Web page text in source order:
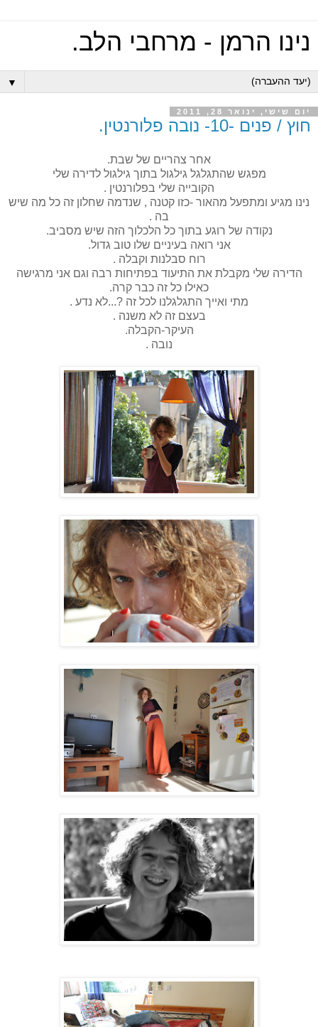
נינו הרמן - מרחבי הלב.
▼
יום שישי, ינואר 28, 2011
חוץ / פנים -10- נובה פלורנטין.
אחר צהריים של שבת.
מפגש שהתגלגל גילגול בתוך גילגול לדירה שלי
הקובייה שלי בפלורנטין .
נינו מגיע ומתפעל מהאור -כזו קטנה , שנדמה שחלון זה כל מה שיש
בה .
נקודה של רוגע בתוך כל הלכלוך הזה שיש מסביב.
אני רואה בעיניים שלו טוב גדול.
רוח סבלנות וקבלה .
הדירה שלי מקבלת את התיעוד בפתיחות רבה וגם אני מרגישה
כאילו כל זה כבר קרה.
מתי ואייך התגלגלנו לכל זה ?...לא נדע .
בעצם זה לא משנה .
העיקר-הקבלה.
נובה .